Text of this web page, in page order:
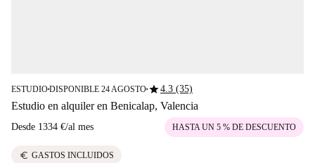
ESTUDIO■DISPONIBLE 24 AGOSTO■star4.3 (35)
Estudio en alquiler en Benicalap, Valencia
Desde 1334 €/al mes HASTA UN 5 % DE DESCUENTO
euro GASTOS INCLUIDOS